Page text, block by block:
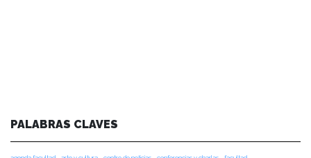
PALABRAS CLAVES